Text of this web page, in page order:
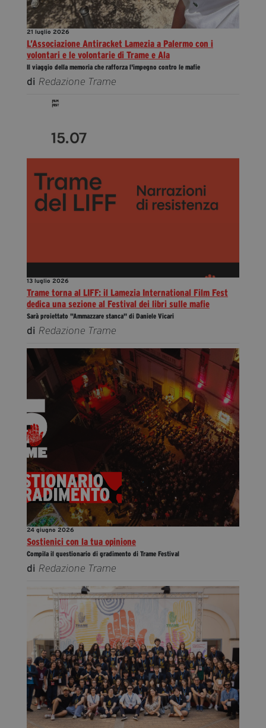
21 luglio 2026
L’Associazione Antiracket Lamezia a Palermo con i
volontari e le volontarie di Trame e Ala
Il viaggio della memoria che rafforza l'impegno contro le mafie
di Redazione Trame
13 luglio 2026
Trame torna al LIFF: il Lamezia International Film Fest
dedica una sezione al Festival dei libri sulle mafie
Sarà proiettato "Ammazzare stanca" di Daniele Vicari
di Redazione Trame
24 giugno 2026
Sostienici con la tua opinione
Compila il questionario di gradimento di Trame Festival
di Redazione Trame